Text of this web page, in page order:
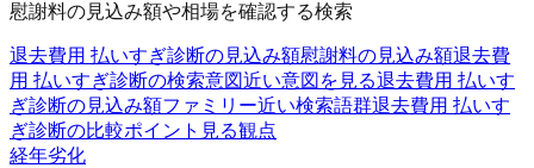
慰謝料の見込み額や相場を確認する検索
退去費用 払いすぎ診断の見込み額慰謝料の見込み額退去費
用 払いすぎ診断の検索意図近い意図を見る退去費用 払いす
ぎ診断の見込み額ファミリー近い検索語群退去費用 払いす
ぎ診断の比較ポイント 見る観点
経年劣化